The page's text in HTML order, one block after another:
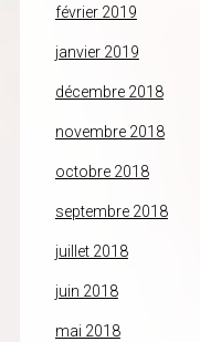
février 2019
janvier 2019
décembre 2018
novembre 2018
octobre 2018
septembre 2018
juillet 2018
juin 2018
mai 2018